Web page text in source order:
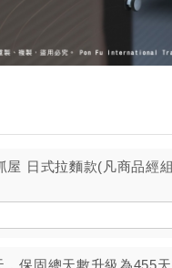
屋 日式拉麵款(凡商品經
保固總天數升級為455